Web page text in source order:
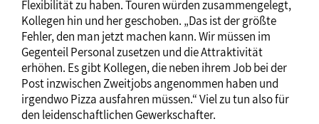
Flexibilität zu haben. Touren würden zusammengelegt,
Kollegen hin und her geschoben. „Das ist der größte
Fehler, den man jetzt machen kann. Wir müssen im
Gegenteil Personal zusetzen und die Attraktivität
erhöhen. Es gibt Kollegen, die neben ihrem Job bei der
Post inzwischen Zweitjobs angenommen haben und
irgendwo Pizza ausfahren müssen.“ Viel zu tun also für
den leidenschaftlichen Gewerkschafter.